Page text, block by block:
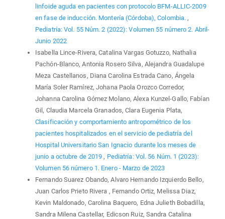
linfoide aguda en pacientes con protocolo BFM-ALLIC-2009
en fase de inducción. Montería (Córdoba), Colombia.,
Pediatría: Vol. 55 Núm. 2 (2022): Volumen 55 número 2. Abril-
Junio 2022
Isabella Lince-Rivera, Catalina Vargas Gotuzzo, Nathalia
Pachón-Blanco, Antonia Rosero Silva, Alejandra Guadalupe
Meza Castellanos, Diana Carolina Estrada Cano, Ángela
María Soler Ramírez, Johana Paola Orozco Corredor,
Johanna Carolina Gómez Molano, Alexa Kunzel-Gallo, Fabían
Gil, Claudia Marcela Granados, Clara Eugenia Plata,
Clasificación y comportamiento antropométrico de los
pacientes hospitalizados en el servicio de pediatría del
Hospital Universitario San Ignacio durante los meses de
junio a octubre de 2019, Pediatría: Vol. 56 Núm. 1 (2023):
Volumen 56 número 1. Enero - Marzo de 2023
Fernando Suarez Obando, Alvaro Hernando Izquierdo Bello,
Juan Carlos Prieto Rivera , Fernando Ortiz, Melissa Diaz,
Kevin Maldonado, Carolina Baquero, Edna Julieth Bobadilla,
Sandra Milena Castellar, Edicson Ruiz, Sandra Catalina